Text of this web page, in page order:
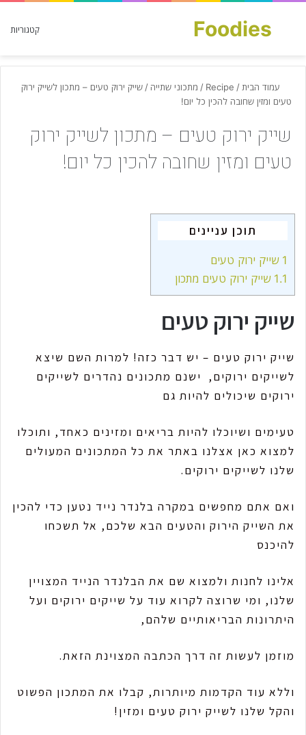
קטגוריות Foodies
חפש עבור
עמוד הבית /
Recipe
/ מתכוני שתייה / שייק ירוק טעים – מתכון לשייק ירוק
טעים ומזין שחובה להכין כל יום!
שייק ירוק טעים – מתכון לשייק ירוק
טעים ומזין שחובה להכין כל יום!
תוכן עניינים
1 שייק ירוק טעים
1.1 שייק ירוק טעים מתכון
שייק ירוק טעים
שייק ירוק טעים – יש דבר כזה! למרות השם שיצא
לשייקים ירוקים, ישנם מתכונים נהדרים לשייקים
ירוקים שיכולים להיות גם
טעימים ושיוכלו להיות בריאים ומזינים כאחד, ותוכלו
למצוא כאן אצלנו באתר את כל המתכונים המעולים
שלנו לשייקים ירוקים.
ואם אתם מחפשים במקרה בלנדר נייד נטען כדי להכין
את השייק הירוק והטעים הבא שלכם, אל תשכחו
להיכנס
אלינו לחנות ולמצוא שם את הבלנדר הנייד המצויין
שלנו, ומי שרוצה לקרוא עוד על שייקים ירוקים ועל
היתרונות הבריאותיים שלהם,
מוזמן לעשות זה דרך הכתבה המצוינת הזאת.
וללא עוד הקדמות מיותרות, קבלו את המתכון הפשוט
והקל שלנו לשייק ירוק טעים ומזין!